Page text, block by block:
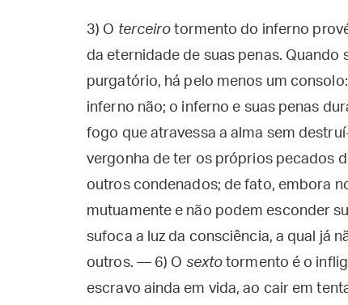
3) O terceiro tormento do inferno
da eternidade de suas penas.
purgatório, há pelo menos um
inferno não; o inferno e suas penas
fogo que atravessa a alma sem
vergonha de ter os próprios pecados
outros condenados; de fato, embora
mutuamente e não podem esconder
sufoca a luz da consciência, a qual já
outros. — 6) O sexto tormento é o
escravo ainda em vida, ao cair em